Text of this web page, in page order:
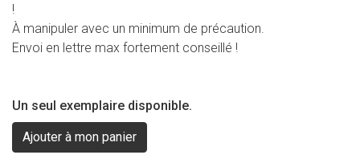
!
À manipuler avec un minimum de précaution.
Envoi en lettre max fortement conseillé !
Un seul exemplaire disponible.